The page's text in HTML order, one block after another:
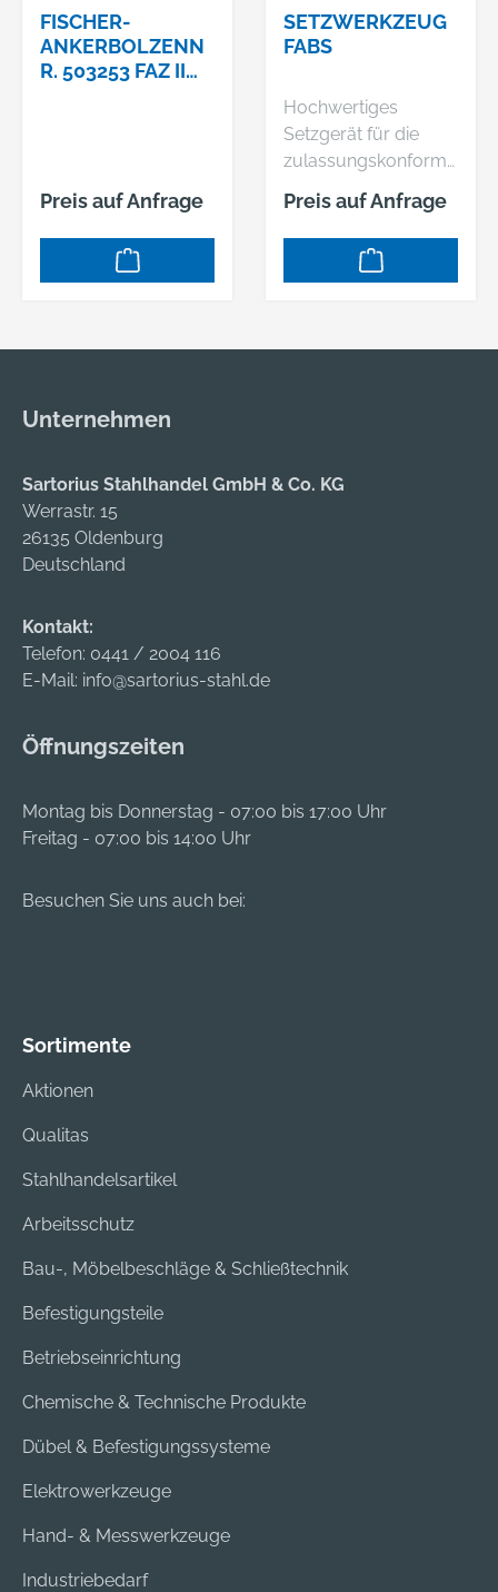
FISCHER-
ANKERBOLZENN
R. 503253 FAZ II
Preis auf Anfrage
SETZWERKZEUG
FABS
Hochwertiges
Setzgerät für die
zulassungskonforme
Bolzenanker FAZ II,
FBN II, EXA. Die SDS-
Aufnahme
mit dem
Montagezeit.
Preis auf Anfrage
Unternehmen
Sartorius Stahlhandel GmbH & Co. KG
Werrastr. 15
26135 Oldenburg
Deutschland
Kontakt:
Telefon: 0441 / 2004 116
E-Mail: info@sartorius-stahl.de
Öffnungszeiten
Montag bis Donnerstag - 07:00 bis 17:00 Uhr
Freitag - 07:00 bis 14:00 Uhr
Besuchen Sie uns auch bei:
Sortimente
Aktionen
Qualitas
Stahlhandelsartikel
Arbeitsschutz
Bau-, Möbelbeschläge & Schließtechnik
Befestigungsteile
Betriebseinrichtung
Chemische & Technische Produkte
Dübel & Befestigungssysteme
Elektrowerkzeuge
Hand- & Messwerkzeuge
Industriebedarf